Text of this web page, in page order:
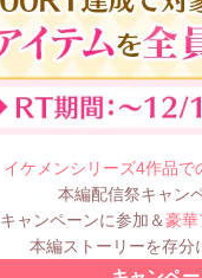
イケメンシリーズ4作品で
本編配信祭キャン
キャンペーンに参加＆豪華
本編ストーリーを存分